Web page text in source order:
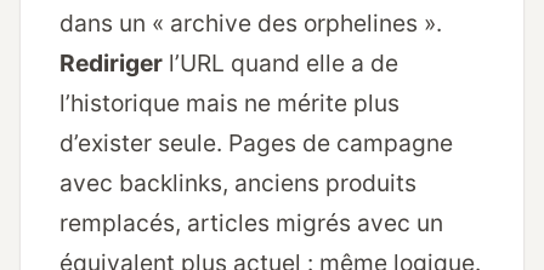
dans un « archive des orphelines ».
Rediriger l’URL quand elle a de
l’historique mais ne mérite plus
d’exister seule. Pages de campagne
avec backlinks, anciens produits
remplacés, articles migrés avec un
équivalent plus actuel : même logique.